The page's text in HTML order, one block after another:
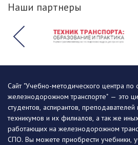
Наши партнеры
Сайт "Учебно-методического центра по
железнодорожном транспорте" — это
студентов, аспирантов,
техникумов и их филиалов, а так же
работающих на железнодорожном
СПО. Вы можете приобрести учебники,